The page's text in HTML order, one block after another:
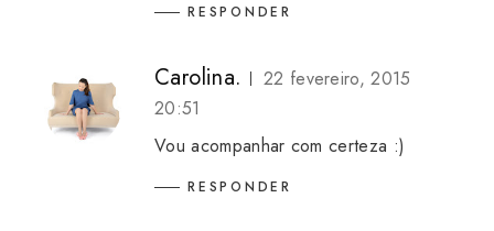
RESPONDER
Carolina.
22 fevereiro, 2015
20:51
Vou acompanhar com certeza :)
RESPONDER